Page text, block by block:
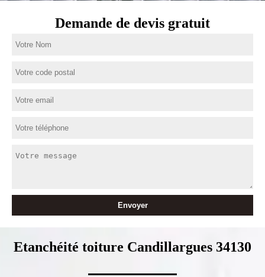
Demande de devis gratuit
Etanchéité toiture Candillargues 34130